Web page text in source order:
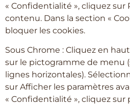
« Confidentialité », cliquez sur
contenu. Dans la section «
bloquer les cookies.
Sous Chrome : Cliquez en
sur le pictogramme de menu
lignes horizontales).
sur Afficher les paramètres
« Confidentialité », cliquez sur